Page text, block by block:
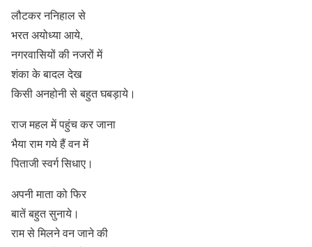
लौटकर ननिहाल से
भरत अयोध्या आये,
नगरवासियों की नजरों में
शंका के बादल देख
किसी अनहोनी से बहुत घबड़ाये।
राज महल में पहुंच कर जाना
भैया राम गये हैं वन में
पिताजी स्वर्ग सिधाए।
अपनी माता को फिर
बातें बहुत सुनाये।
राम से मिलने वन जाने की